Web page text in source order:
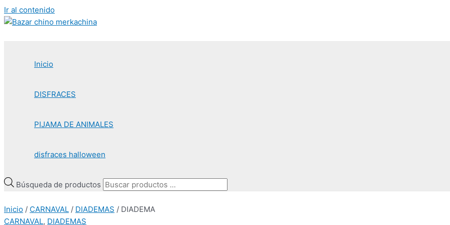
Ir al contenido
Inicio
DISFRACES
PIJAMA DE ANIMALES
disfraces halloween
Búsqueda de productos
Inicio / CARNAVAL / DIADEMAS / DIADEMA
CARNAVAL, DIADEMAS